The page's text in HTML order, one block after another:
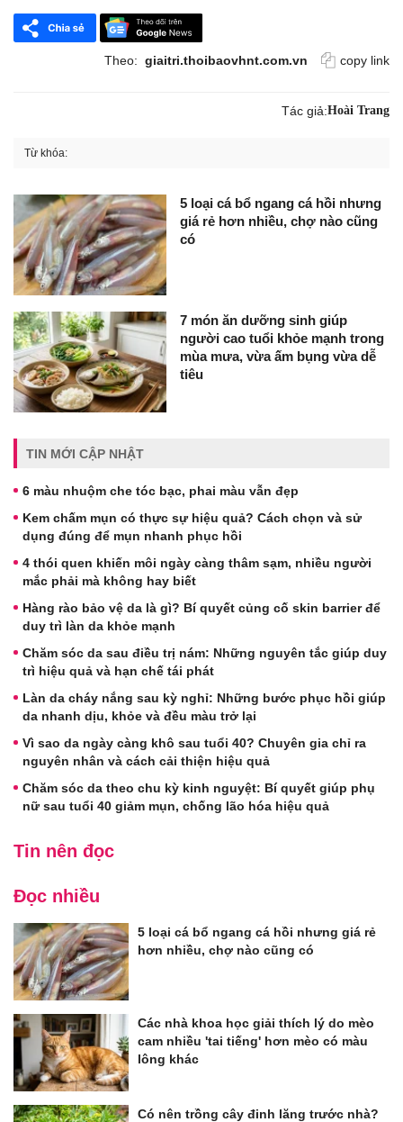
Theo: giaitri.thoibaovhnt.com.vn copy link
Tác giả:Hoài Trang
Từ khóa:
5 loại cá bổ ngang cá hồi nhưng
giá rẻ hơn nhiều, chợ nào cũng
có
7 món ăn dưỡng sinh giúp
người cao tuổi khỏe mạnh trong
mùa mưa, vừa ấm bụng vừa dễ
tiêu
TIN MỚI CẬP NHẬT
6 màu nhuộm che tóc bạc, phai màu vẫn đẹp
Kem chấm mụn có thực sự hiệu quả? Cách chọn và sử
dụng đúng để mụn nhanh phục hồi
4 thói quen khiến môi ngày càng thâm sạm, nhiều người
mắc phải mà không hay biết
Hàng rào bảo vệ da là gì? Bí quyết củng cố skin barrier để
duy trì làn da khỏe mạnh
Chăm sóc da sau điều trị nám: Những nguyên tắc giúp duy
trì hiệu quả và hạn chế tái phát
Làn da cháy nắng sau kỳ nghỉ: Những bước phục hồi giúp
da nhanh dịu, khỏe và đều màu trở lại
Vì sao da ngày càng khô sau tuổi 40? Chuyên gia chỉ ra
nguyên nhân và cách cải thiện hiệu quả
Chăm sóc da theo chu kỳ kinh nguyệt: Bí quyết giúp phụ
nữ sau tuổi 40 giảm mụn, chống lão hóa hiệu quả
Tin nên đọc
Đọc nhiều
5 loại cá bổ ngang cá hồi nhưng giá rẻ
hơn nhiều, chợ nào cũng có
Các nhà khoa học giải thích lý do mèo
cam nhiều 'tai tiếng' hơn mèo có màu
lông khác
Có nên trồng cây đinh lăng trước nhà?